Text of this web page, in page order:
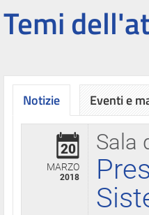
Temi
Notizie
Sala
20
MARZO
2018
Eventi e